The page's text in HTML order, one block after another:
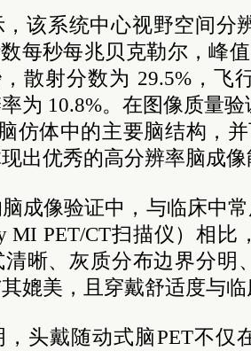
该系统中心视野空间分
每秒每兆贝克勒尔，峰
散射分数为 29.5%，飞
为 10.8%。在图像质量
仿体中的主要脑结构，
出优秀的高分辨率脑成
成像验证中，与临床中
MI PET/CT扫描仪）相
清晰、灰质分布边界分明
媲美，且穿戴舒适度与
头戴随动式脑PET不仅